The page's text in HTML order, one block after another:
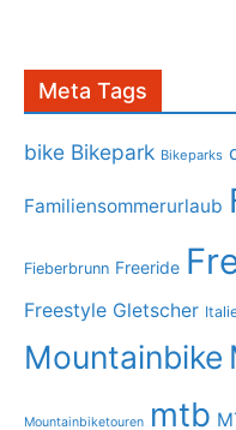
Meta Tags
bike Bikepark Bikeparks
Familiensommerurlaub
Fieberbrunn Freeride
Freestyle Gletscher
Mountainbike
Mountainbiketouren mtb